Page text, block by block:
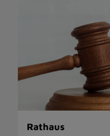
Rathaus